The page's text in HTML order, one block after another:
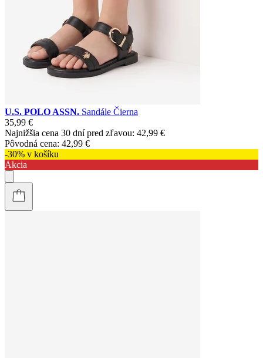
U.S. POLO ASSN. Sandále Čierna
35,99 €
Najnižšia cena 30 dní pred zľavou: 42,99 €
Pôvodná cena: 42,99 €
-30% v košíku
Akcia